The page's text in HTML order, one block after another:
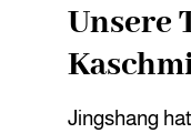
Unsere
Jingshang